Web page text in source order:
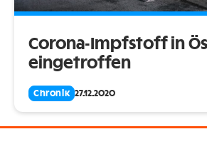
Corona-Impfstoff in
eingetroffen
Chronik 27.12.2020